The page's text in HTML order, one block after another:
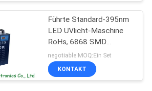
System
Führte Standard-395nm
LED UVlicht-Maschine
RoHs, 6868 SMD
UVtinten-trocknendes
System
negotiable MOQ:Ein Set
KONTAKT